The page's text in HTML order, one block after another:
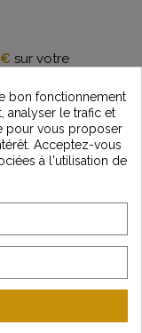
sur votre
nouveautés
avoir pris
bon fonctionnement
analyser le trafic et
pour vous proposer
Acceptez-vous
à l'utilisation de